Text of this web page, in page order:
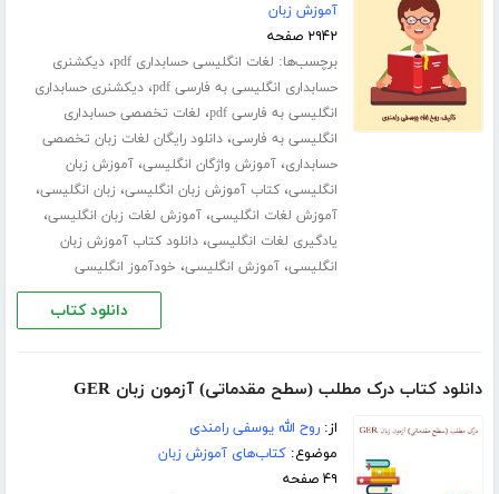
آموزش زبان
۲۹۴۲ صفحه
برچسب‌ها: لغات انگلیسی حسابداری pdf ،دیکشنری
حسابداری انگلیسی به فارسی pdf
،دیکشنری حسابداری
انگلیسی به فارسی pdf
، لغات تخصصی حسابداری
انگلیسی به فارسی،دانلود رایگان لغات زبان تخصصی
حسابداری،آموزش واژگان انگلیسی،آموزش زبان
انگلیسی،کتاب آموزش زبان انگلیسی، زبان انگلیسی،
آموزش لغات انگلیسی،آموزش لغات زبان انگلیسی،
یادگیری لغات انگلیسی،دانلود کتاب آموزش زبان
انگلیسی،آموزش انگلیسی، خودآموز انگلیسی
دانلود کتاب
دانلود کتاب درک مطلب (سطح مقدماتی) آزمون زبان GER
از:روح الله یوسفی رامندی
موضوع:کتاب‌های آموزش زبان
۴۹ صفحه